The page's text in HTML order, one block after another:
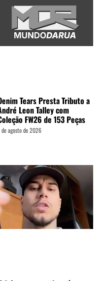
Tears Presta Tributo a
Leon Talley com
FW26 de 153 Peças
de agosto de 2026